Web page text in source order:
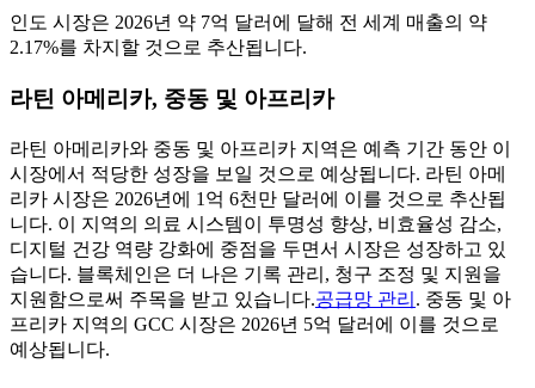
인도 시장은 2026년 약 7억 달러에 달해 전 세계 매출의 약
2.17%를 차지할 것으로 추산됩니다.
라틴 아메리카, 중동 및 아프리카
라틴 아메리카와 중동 및 아프리카 지역은 예측 기간 동안 이
시장에서 적당한 성장을 보일 것으로 예상됩니다. 라틴 아메
리카 시장은 2026년에 1억 6천만 달러에 이를 것으로 추산됩
니다. 이 지역의 의료 시스템이 투명성 향상, 비효율성 감소,
디지털 건강 역량 강화에 중점을 두면서 시장은 성장하고 있
습니다. 블록체인은 더 ​​나은 기록 관리, 청구 조정 및 지원을
지원함으로써 주목을 받고 있습니다.공급망 관리 . 중동 및 아
프리카 지역의 GCC 시장은 2026년 5억 달러에 이를 것으로
예상됩니다.